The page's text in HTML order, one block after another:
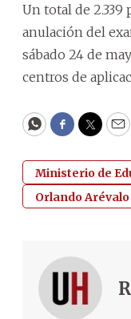
Un total de 2.339
anulación del
sábado 24 de
centros de
WhatsApp
Facebook
Ministerio de
Orlando Arévalo